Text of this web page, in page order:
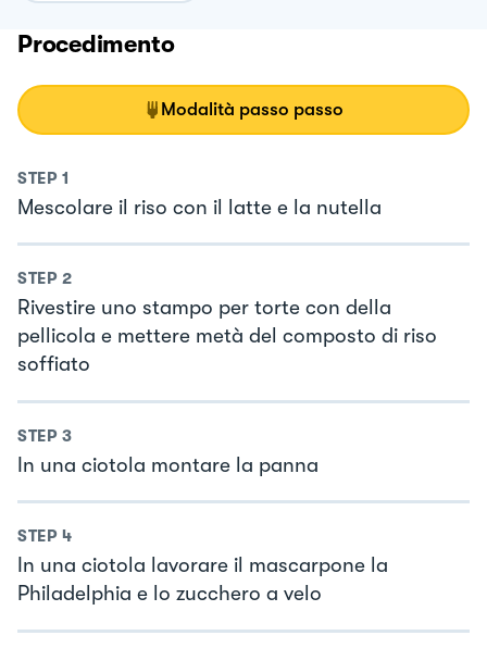
Procedimento
Modalità passo passo
STEP 1
Mescolare il riso con il latte e la nutella
STEP 2
Rivestire uno stampo per torte con della
pellicola e mettere metà del composto di riso
soffiato
STEP 3
In una ciotola montare la panna
STEP 4
In una ciotola lavorare il mascarpone la
Philadelphia e lo zucchero a velo